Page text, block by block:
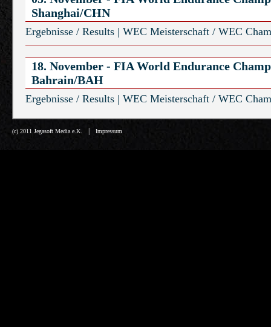
Shanghai/CHN
Ergebnisse / Results | WEC Meisterschaft / WEC
18. November - FIA World Endurance
Bahrain/BAH
Ergebnisse / Results | WEC Meisterschaft / WEC
(c) 2011 Jegasoft Media e.K. Impressum